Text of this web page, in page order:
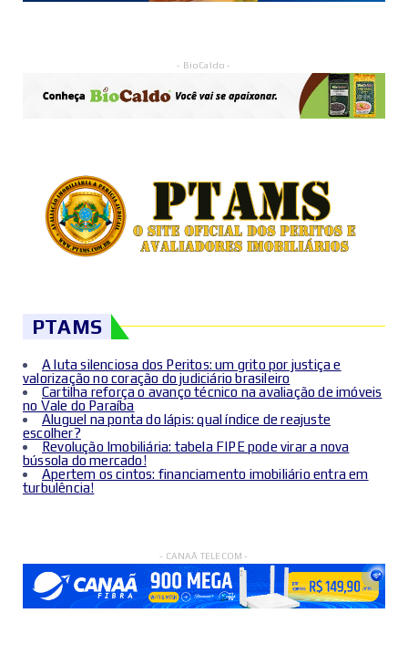
- BioCaldo -
PTAMS
A luta silenciosa dos Peritos: um grito por justiça e
valorização no coração do judiciário brasileiro
Cartilha reforça o avanço técnico na avaliação de imóveis
no Vale do Paraíba
Aluguel na ponta do lápis: qual índice de reajuste
escolher?
Revolução Imobiliária: tabela FIPE pode virar a nova
bússola do mercado!
Apertem os cintos: financiamento imobiliário entra em
turbulência!
- CANAÃ TELECOM -